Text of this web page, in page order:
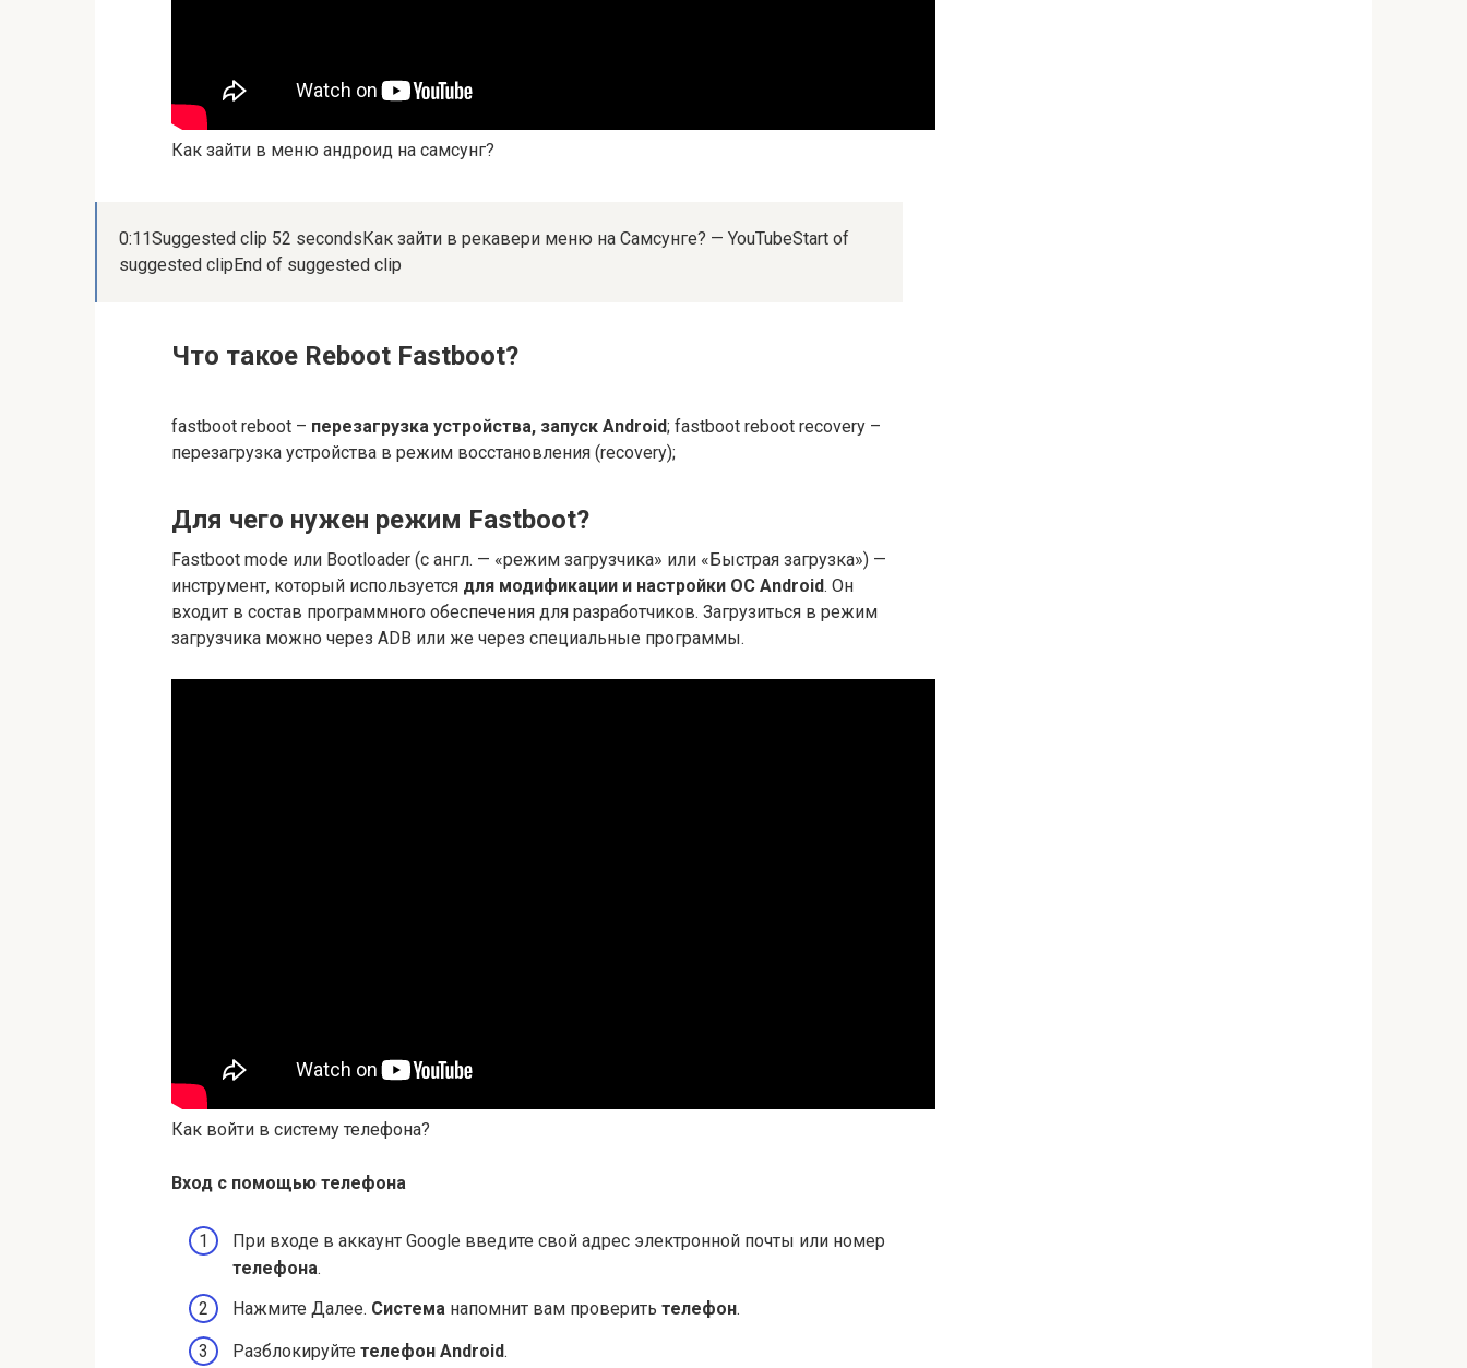
Как зайти в меню андроид на самсунг?
0:11Suggested clip 52 secondsКак зайти в рекавери меню на Самсунге? — YouTubeStart of
suggested clipEnd of suggested clip
Что такое Reboot Fastboot?
fastboot reboot – перезагрузка устройства, запуск Android; fastboot reboot recovery –
перезагрузка устройства в режим восстановления (recovery);
Для чего нужен режим Fastboot?
Fastboot mode или Bootloader (с англ. — «режим загрузчика» или «Быстрая загрузка») —
инструмент, который используется для модификации и настройки ОС Android. Он
входит в состав программного обеспечения для разработчиков. Загрузиться в режим
загрузчика можно через ADB или же через специальные программы.
Как войти в систему телефона?
Вход с помощью телефона
При входе в аккаунт Google введите свой адрес электронной почты или номер
телефона.
Нажмите Далее. Система напомнит вам проверить телефон.
Разблокируйте телефон Android.